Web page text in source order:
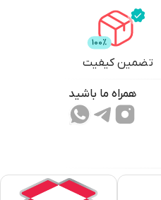
تضمین کیفیت
همراه ما باشید